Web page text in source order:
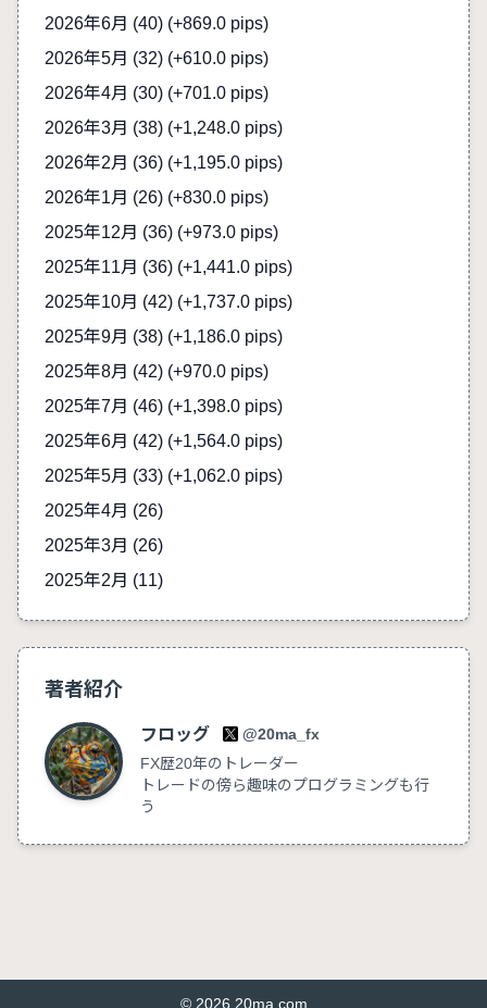
2026年6月 (40) (+869.0 pips)
2026年5月 (32) (+610.0 pips)
2026年4月 (30) (+701.0 pips)
2026年3月 (38) (+1,248.0 pips)
2026年2月 (36) (+1,195.0 pips)
2026年1月 (26) (+830.0 pips)
2025年12月 (36) (+973.0 pips)
2025年11月 (36) (+1,441.0 pips)
2025年10月 (42) (+1,737.0 pips)
2025年9月 (38) (+1,186.0 pips)
2025年8月 (42) (+970.0 pips)
2025年7月 (46) (+1,398.0 pips)
2025年6月 (42) (+1,564.0 pips)
2025年5月 (33) (+1,062.0 pips)
2025年4月 (26)
2025年3月 (26)
2025年2月 (11)
著者紹介
フロッグ
@20ma_fx
FX歴20年のトレーダー
トレードの傍ら趣味のプログラミングも行
う
© 2026 20ma.com